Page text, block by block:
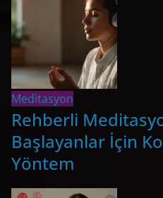
Meditasyon
Rehberli
Başlayanlar İçin
Yöntem